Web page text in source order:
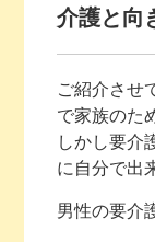
介護と向
ご紹介させ
で家族のた
しかし要介
に自分で出
男性の要介